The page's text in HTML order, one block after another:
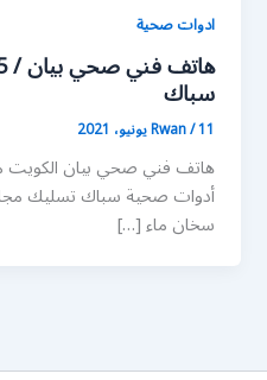
ادوات صحية
سباك
Rwan/11 يونيو، 2021
هاتف فني صحي بيان
أدوات صحية سباك تسليك
سخان ماء […]